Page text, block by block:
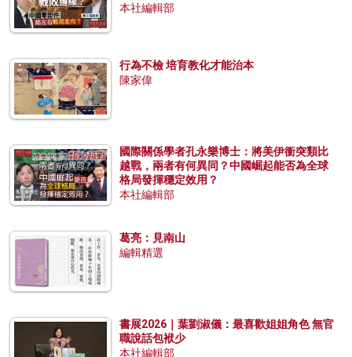
本社編輯部
行為不檢 培育教化才能治本
陳家偉
國際關係學者孔永樂博士：將美伊衝突類比
越戰，兩者有何異同？中國崛起能否為全球
格局發揮穩定效用？
本社編輯部
葛亮：見南山
編輯精選
書展2026｜葉劉淑儀：最喜歡姐姐角色 無官
職說話包袱少
本社編輯部